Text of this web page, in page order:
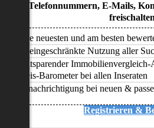
Alle Telefonnummern, E-Mails,
freischalten
Alle neuesten und am besten
Uneingeschränkte Nutzung aller
Zeitsparender
Preis-Barometer bei allen Inseraten
Benachrichtigung bei neuen &
Registrieren &